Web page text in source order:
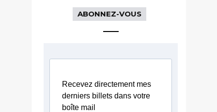
ABONNEZ-VOUS
Recevez directement mes
derniers billets dans votre
boîte mail